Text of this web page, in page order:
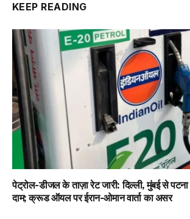
KEEP READING
पेट्रोल-डीजल के ताज़ा रेट जारी: दिल्ली, मुंबई से
दाम; क्रूड ऑयल पर ईरान-ओमान वार्ता का असर